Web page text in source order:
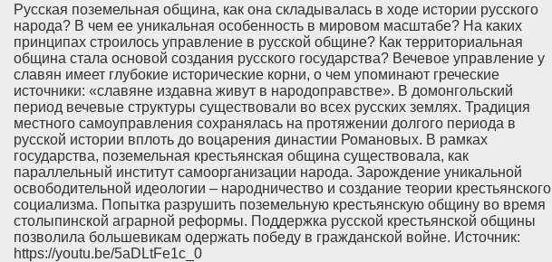
Русская поземельная община, как она складывалась в ходе истории русского
народа? В чем ее уникальная особенность в мировом масштабе? На каких
принципах строилось управление в русской общине? Как территориальная
община стала основой создания русского государства? Вечевое управление у
славян имеет глубокие исторические корни, о чем упоминают греческие
источники: «славяне издавна живут в народоправстве». В домонгольский
период вечевые структуры существовали во всех русских землях. Традиция
местного самоуправления сохранялась на протяжении долгого периода в
русской истории вплоть до воцарения династии Романовых. В рамках
государства, поземельная крестьянская община существовала, как
параллельный институт самоорганизации народа. Зарождение уникальной
освободительной идеологии – народничество и создание теории крестьянского
социализма. Попытка разрушить поземельную крестьянскую общину во время
столыпинской аграрной реформы. Поддержка русской крестьянской общины
позволила большевикам одержать победу в гражданской войне. Источник:
https://youtu.be/5aDLtFe1c_0